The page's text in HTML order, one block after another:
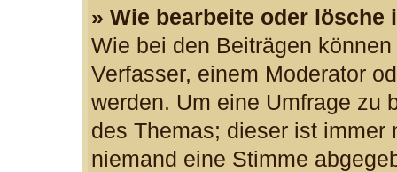
» Wie bearbeite oder lösche
Wie bei den Beiträgen
Verfasser, einem Moderator
werden. Um eine Umfrage zu
des Themas; dieser ist immer
niemand eine Stimme